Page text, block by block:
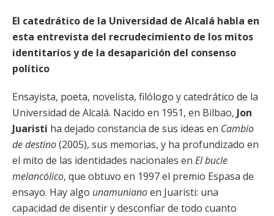
El catedrático de la Universidad de Alcalá habla en
esta entrevista del recrudecimiento de los mitos
identitarios y de la desaparición del consenso
político
Ensayista, poeta, novelista, filólogo y catedrático de la
Universidad de Alcalá. Nacido en 1951, en Bilbao, Jon
Juaristi ha dejado constancia de sus ideas en Cambio
de destino(2005), sus memorias, y ha profundizado en
el mito de las identidades nacionales en El bucle
melancólico, que obtuvo en 1997 el premio Espasa de
ensayo. Hay algo unamunianoen Juaristi: una
capacidad de disentir y desconfiar de todo cuanto